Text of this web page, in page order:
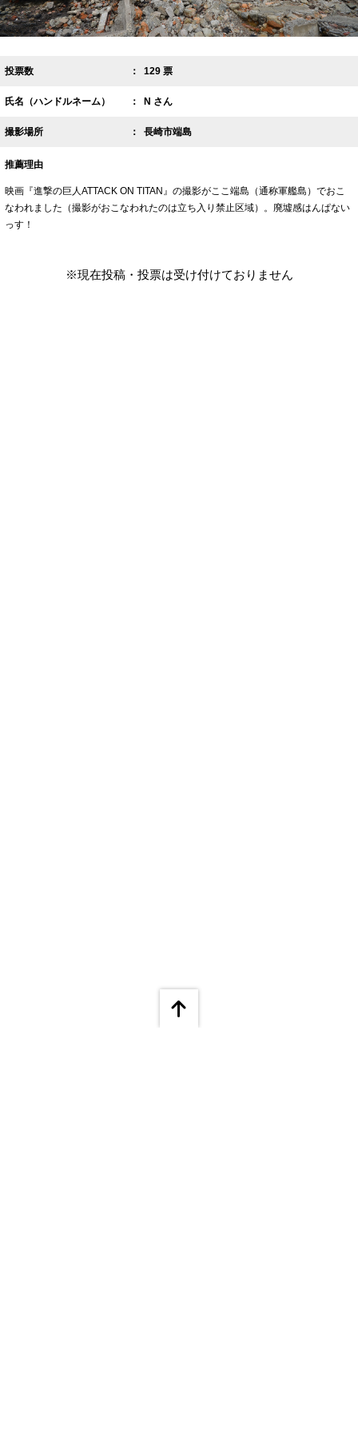
投票数 129 票
氏名（ハンドルネーム） N さん
撮影場所 長崎市端島
推薦理由
映画『進撃の巨人ATTACK ON TITAN』の撮影がここ端島（通称軍艦島）でおこ
なわれました（撮影がおこなわれたのは立ち入り禁止区域）。廃墟感はんぱない
っす！
※現在投稿・投票は受け付けておりません